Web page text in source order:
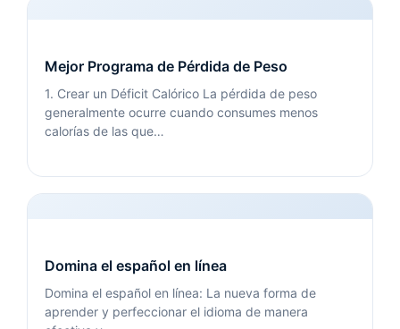
Mejor Programa de Pérdida de Peso
1. Crear un Déficit Calórico La pérdida de peso
generalmente ocurre cuando consumes menos
calorías de las que…
Domina el español en línea
Domina el español en línea: La nueva forma de
aprender y perfeccionar el idioma de manera